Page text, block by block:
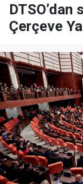
Çerçeve